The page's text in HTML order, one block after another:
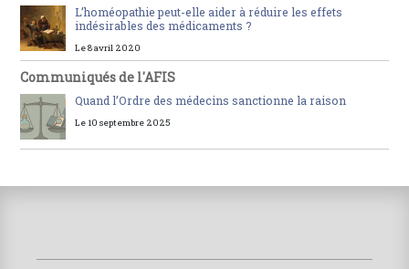
L’homéopathie peut-elle aider à réduire les effets
indésirables des médicaments ?
Le 8 avril 2020
Communiqués de l'AFIS
Quand l’Ordre des médecins sanctionne la raison
Le 10 septembre 2025